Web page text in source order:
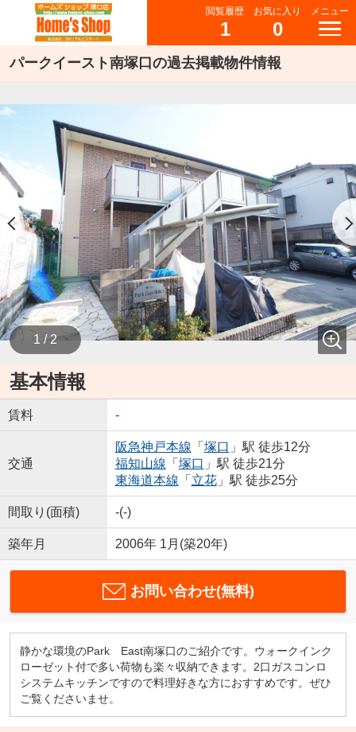
閲覧履歴
1
お気に入り
0
メニュー
パークイースト南塚口の過去掲載物件情報
1 / 2
基本情報
賃料 -
交通
阪急神戸本線 「 塚口 」駅 徒歩12分
福知山線 「 塚口 」駅 徒歩21分
東海道本線 「 立花」駅 徒歩25分
間取り(面積) -(-)
築年月 2006年 1月(築20年)
お問い合わせ(無料)
静かな環境のPark East南塚口のご紹介です。ウォークインク
ローゼット付で多い荷物も楽々収納できます。2口ガスコンロ
システムキッチンですので料理好きな方におすすめです。ぜひ
ご覧くださいませ。